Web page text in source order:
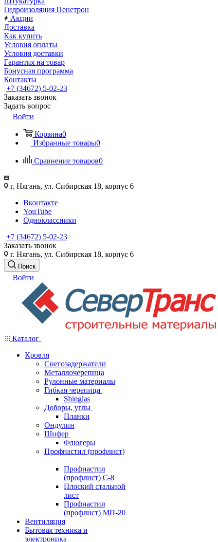
Гидроизоляция Пенетрон
Акции
Доставка
Как купить
Условия оплаты
Условия доставки
Гарантия на товар
Бонусная программа
Контакты
+7 (34672) 5-02-23
Заказать звонок
Задать вопрос
Войти
Корзина0
Избранные товары0
Сравнение товаров0
г. Нягань, ул. Сибирская 18, корпус 6
Вконтакте
YouTube
Одноклассники
+7 (34672) 5-02-23
Заказать звонок
г. Нягань, ул. Сибирская 18, корпус 6
Поиск
Войти
Каталог
Кровля
Снегозадержатели
Металлочерепица
Рулонные материалы
Гибкая черепица
Shinglas
Доборы, углы
Планки
Ондулин
Шифер
Флюгеры
Профнастил (профлист)
Профнастил
(профлист) С-8
Плоский стальной
лист
Профнастил
(профлист) МП-20
Вентиляция
Бытовая техника и
электроника